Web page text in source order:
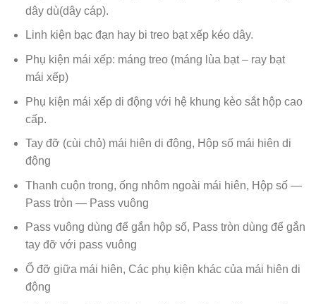
dây dù(dây cáp).
Linh kiện bạc đạn hay bi treo bạt xếp kéo dây.
Phụ kiện mái xếp: máng treo (máng lùa bạt – ray bạt
mái xếp)
Phụ kiện mái xếp di động với hệ khung kèo sắt hộp cao
cấp.
Tay đỡ (cùi chỏ) mái hiên di động, Hộp số mái hiên di
động
Thanh cuộn trong, ống nhôm ngoài mái hiên, Hộp số —
Pass tròn — Pass vuông
Pass vuông dùng để gắn hộp số, Pass tròn dùng để gắn
tay đỡ với pass vuông
Ổ đỡ giữa mái hiên, Các phụ kiện khác của mái hiên di
động